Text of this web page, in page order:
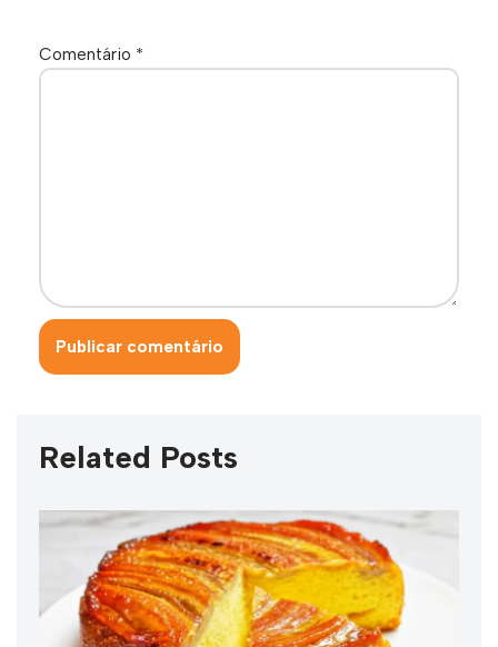
Comentário *
Related Posts